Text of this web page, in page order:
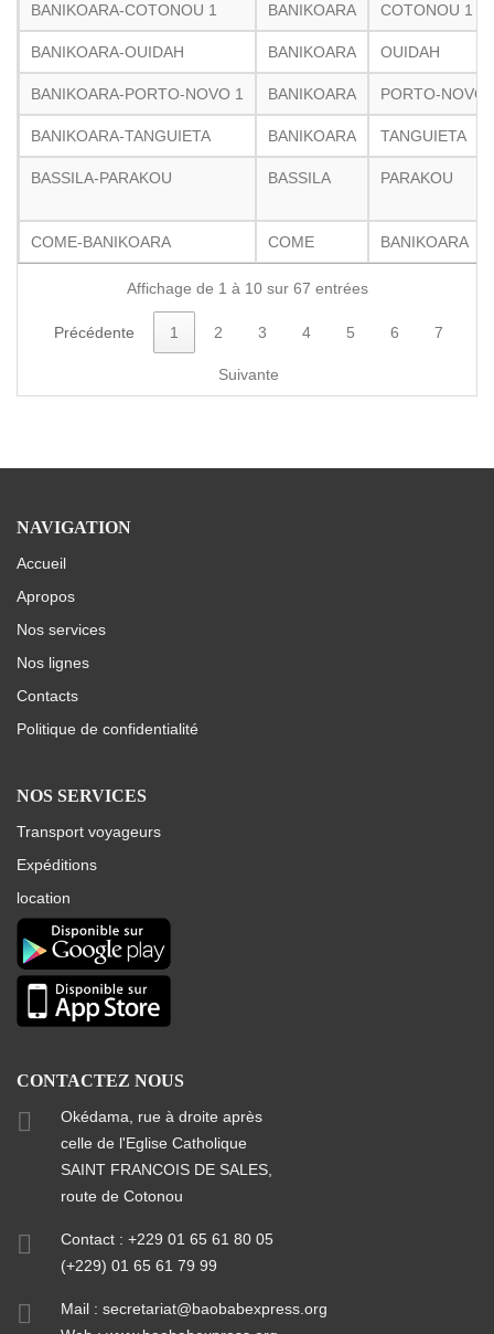
BANIKOARA-COTONOU 1 BANIKOARA COTONOU 1
BANIKOARA-OUIDAH BANIKOARA OUIDAH
BANIKOARA-PORTO-NOVO 1 BANIKOARA PORTO-NOVO
BANIKOARA-TANGUIETA BANIKOARA TANGUIETA
BASSILA-PARAKOU BASSILA PARAKOU
COME-BANIKOARA COME BANIKOARA
Affichage de 1 à 10 sur 67 entrées
Précédente 1 2 3 4 5 6 7
Suivante
NAVIGATION
Accueil
Apropos
Nos services
Nos lignes
Contacts
Politique de confidentialité
NOS SERVICES
Transport voyageurs
Expéditions
location
CONTACTEZ NOUS
Okédama, rue à droite après
celle de l'Eglise Catholique
SAINT FRANCOIS DE SALES,
route de Cotonou
Contact : +229 01 65 61 80 05
(+229) 01 65 61 79 99
Mail : secretariat@baobabexpress.org